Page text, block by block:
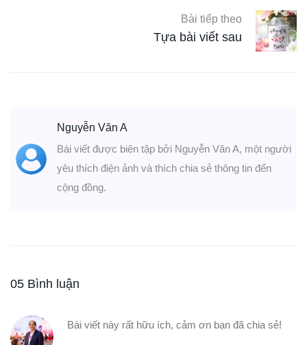
Bài tiếp theo
Tựa bài viết sau
Nguyễn Văn A
Bài viết được biên tập bởi Nguyễn Văn A, một người
yêu thích điện ảnh và thích chia sẻ thông tin đến
cộng đồng.
05 Bình luận
Bài viết này rất hữu ích, cảm ơn bạn đã chia sẻ!